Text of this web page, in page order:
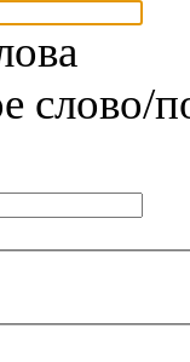
слово/